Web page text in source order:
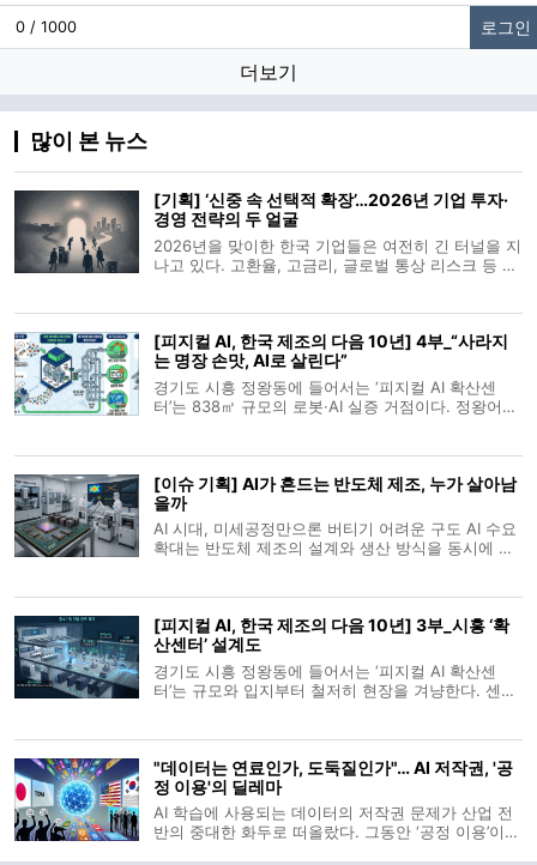
0 / 1000 로그인
더보기
많이 본 뉴스
[기획] ‘신중 속 선택적 확장’…2026년 기업 투자·
경영 전략의 두 얼굴
2026년을 맞이한 한국 기업들은 여전히 긴 터널을 지
나고 있다. 고환율, 고금리, 글로벌 통상 리스크 등 대
별로 온도차가
[피지컬 AI, 한국 제조의 다음 10년] 4부_“사라지
는 명장 손맛, AI로 살린다”
경기도 시흥 정왕동에 들어서는 ‘피지컬 AI 확산센
터’는 838㎡ 규모의 로봇·AI 실증 거점이다. 정왕어울
산업 현장과 유사한 조건에서 시험
[이슈 기획] AI가 흔드는 반도체 제조, 누가 살아남
을까
AI 시대, 미세공정만으론 버티기 어려운 구도 AI 수요
확대는 반도체 제조의 설계와 생산 방식을 동시에 바
연결되는 방향으로 이동하고
[피지컬 AI, 한국 제조의 다음 10년] 3부_시흥 ‘확
산센터’ 설계도
경기도 시흥 정왕동에 들어서는 ‘피지컬 AI 확산센
터’는 규모와 입지부터 철저히 현장을 겨냥한다. 센터
1월 말부터 한 달간 진행된 입
"데이터는 연료인가, 도둑질인가"… AI 저작권, '공
정 이용'의 딜레마
AI 학습에 사용되는 데이터의 저작권 문제가 산업 전
반의 중대한 화두로 떠올랐다. 그동안 ‘공정 이용’이라